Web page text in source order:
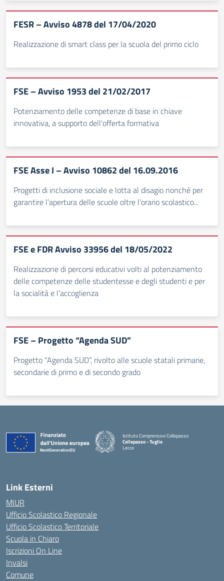
FESR – Avviso 4878 del 17/04/2020
Realizzazione di smart class per la scuola del primo ciclo
FSE – Avviso 1953 del 21/02/2017
Potenziamento delle competenze di base in chiave
innovativa, a supporto dell’offerta formativa
FSE Asse I – Avviso 10862 del 16.09.2016
Progetti di inclusione sociale e lotta al disagio nonché per
garantire l’apertura delle scuole oltre l’orario scolastico...
FSE e FDR Avviso 33956 del 18/05/2022
Realizzazione di percorsi educativi volti al potenziamento
delle competenze delle studentesse e degli studenti e per
la socialità e l’accoglienza
FSE – Progetto “Agenda SUD”
Progetto “Agenda SUD”, rivolto alle scuole statali primarie,
secondarie di primo e di secondo grado
Istituto Comprensivo Collepasso
Collepasso - Tuglie
Lecce
Link Esterni
MIUR
Ufficio Scolastico Regionale
Ufficio Scolastico Territoriale
Scuola in Chiaro
Iscrizioni On Line
Invalsi
Comune